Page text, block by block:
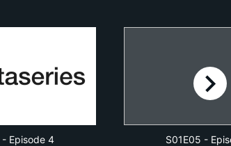
- Episode 4
S01E05 -
right